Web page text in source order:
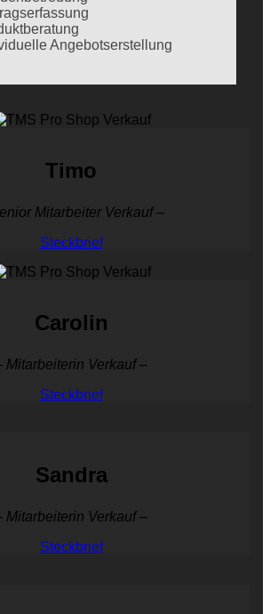
Angebotserstellung
Timo
Mitarbeiter Verkauf –
Steckbrief
Carolin
Mitarbeiterin Verkauf –
Steckbrief
Sandra
Mitarbeiterin Verkauf –
Steckbrief